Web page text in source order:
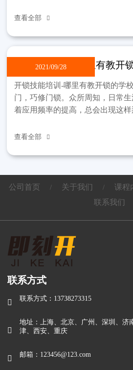
在同一
查看全部 
2021/09/28
开锁技能培训-哪里有教开
开锁技能培训-哪里有教开锁的学
门，巧修门锁。众所周知，日常
着应用频率的提高，总会出现这
支。就门
查看全部 
公司首页 / 关于我们 / 课程
联系我们
联系方式
 联系方式：13738273315

地址：上海、北京、广州、深圳、济
津、西安、重庆
 邮箱：123456@123.com